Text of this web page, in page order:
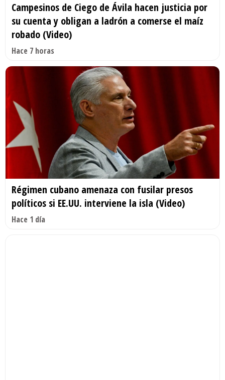
Campesinos de Ciego de Ávila hacen justicia por
su cuenta y obligan a ladrón a comerse el maíz
robado (Video)
Hace 7 horas
Régimen cubano amenaza con fusilar presos
políticos si EE.UU. interviene la isla (Video)
Hace 1 día